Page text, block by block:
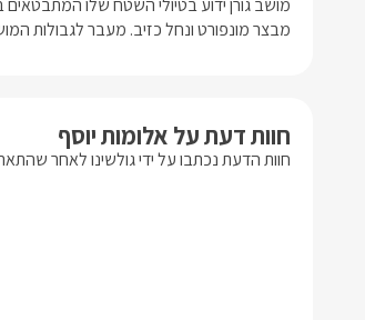
מבצר מונפורט ונחל כזיב. מעבר לגבולות
חוות דעת על אלומות יוסף
חוות הדעת נכתבו על ידי גולשינו לאחר